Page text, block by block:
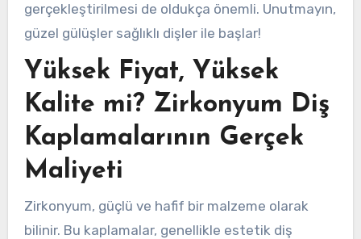
gerçekleştirilmesi de oldukça önemli. Unutmayın,
güzel gülüşler sağlıklı dişler ile başlar!
Yüksek Fiyat, Yüksek
Kalite mi? Zirkonyum Diş
Kaplamalarının Gerçek
Maliyeti
Zirkonyum, güçlü ve hafif bir malzeme olarak
bilinir. Bu kaplamalar, genellikle estetik diş